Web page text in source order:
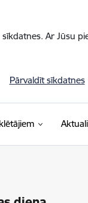
Ar Jūsu
Pārvaldīt sīkdatnes